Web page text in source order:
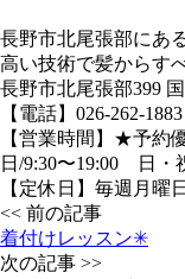
長野市北尾張部にあ
高い技術で髪からす
長野市北尾張部399
【電話】026-262-1883
【営業時間】★予
日/9:30〜19:00 日・
【定休日】毎週月曜日
<< 前の記事
着付けレッスン✳︎
次の記事 >>